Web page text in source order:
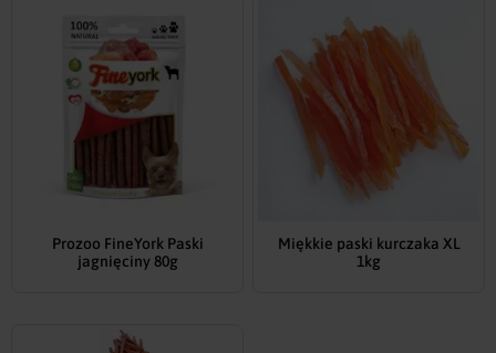
Prozoo FineYork Paski
jagnięciny 80g
Miękkie paski kurczaka XL
1kg